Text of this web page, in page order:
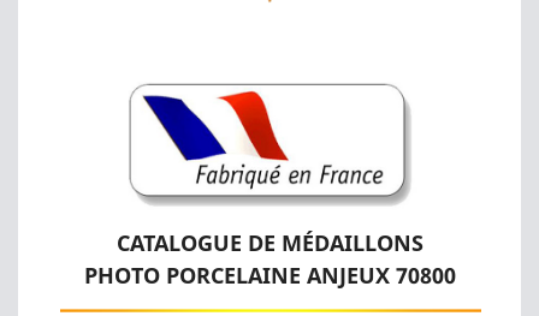
CATALOGUE DE MÉDAILLONS
PHOTO PORCELAINE ANJEUX 70800